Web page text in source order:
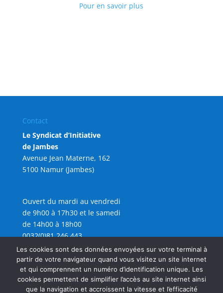
Pour en savoir plus
Contact
Le Syndicat d’Initiative
de Jambes
Avenue Jean Materne, 162
5100 Namur (Jambes)
Ouvert du mardi au vendredi
de 9h00 à 17h30 et le samedi
de 14h00 à 18h00
0032(0)81 246 443
info@sijambes.be
Les cookies sont des données envoyées sur votre terminal à
partir de votre navigateur quand vous visitez un site internet
et qui comprennent un numéro d’identification unique. Les
cookies permettent de simplifier l’accès au site internet ainsi
que la navigation et accroissent la vitesse et l’efficacité